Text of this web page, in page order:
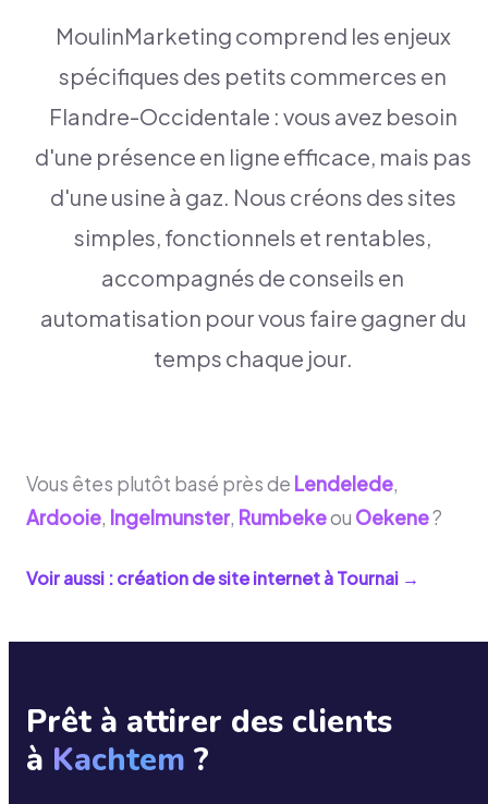
MoulinMarketing comprend les enjeux
spécifiques des petits commerces en
Flandre-Occidentale : vous avez besoin
d'une présence en ligne efficace, mais pas
d'une usine à gaz. Nous créons des sites
simples, fonctionnels et rentables,
accompagnés de conseils en
automatisation pour vous faire gagner du
temps chaque jour.
Vous êtes plutôt basé près de Lendelede,
Ardooie, Ingelmunster, Rumbekeou Oekene?
Voir aussi : création de site internet àTournai →
Prêt à attirer des clients
à Kachtem ?